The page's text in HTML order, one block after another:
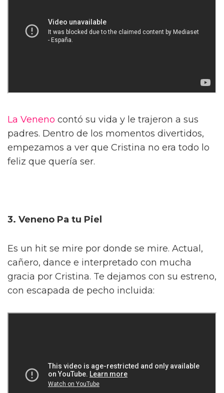
La Veneno contó su vida y le trajeron a sus
padres. Dentro de los momentos divertidos,
empezamos a ver que Cristina no era todo lo
feliz que quería ser.
3. Veneno Pa tu Piel
Es un hit se mire por donde se mire. Actual,
cañero, dance e interpretado con mucha
gracia por Cristina. Te dejamos con su estreno,
con escapada de pecho incluida: